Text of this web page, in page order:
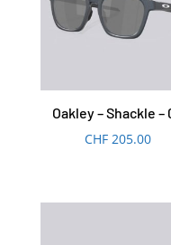
Oakley – Shackle –
CHF205.00